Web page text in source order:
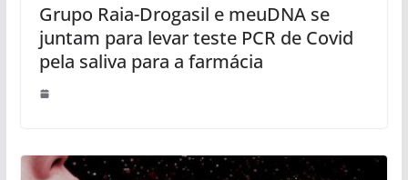
Grupo Raia-Drogasil e meuDNA se
juntam para levar teste PCR de Covid
pela saliva para a farmácia